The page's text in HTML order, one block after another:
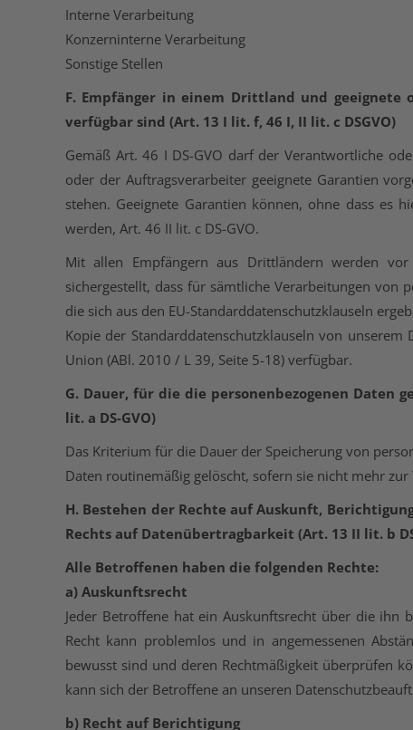
Interne Verarbeitung
Konzerninterne Verarbeitung
Sonstige Stellen
F. Empfänger in einem Drittland und
verfügbar sind (Art. 13 I lit. f, 46 I, II lit. c DSGVO)
Gemäß Art. 46 I DS-GVO darf der Verantwortliche
oder der Auftragsverarbeiter geeignete Garantien
stehen. Geeignete Garantien können, ohne dass es
werden, Art. 46 II lit. c DS-GVO.
Mit allen Empfängern aus Drittländern werden vor
sichergestellt, dass für sämtliche Verarbeitungen von
die sich aus den EU-Standarddatenschutzklauseln
Kopie der Standarddatenschutzklauseln von
Union (ABl. 2010 / L 39, Seite 5-18) verfügbar.
G. Dauer, für die die personenbezogenen Daten
lit. a DS-GVO)
Das Kriterium für die Dauer der Speicherung von
Daten routinemäßig gelöscht, sofern sie nicht mehr
H. Bestehen der Rechte auf Auskunft,
Rechts auf Datenübertragbarkeit (Art. 13 II lit. b
Alle Betroffenen haben die folgenden Rechte:
a) Auskunftsrecht
Jeder Betroffene hat ein Auskunftsrecht über die ihn
Recht kann problemlos und in angemessenen
bewusst sind und deren Rechtmäßigkeit überprüfen
kann sich der Betroffene an unseren
b) Recht auf Berichtigung